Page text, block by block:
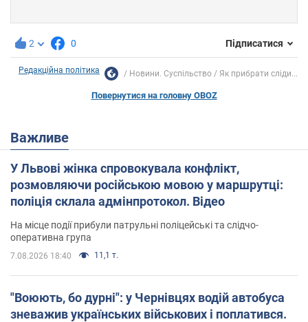
2 0 Підписатися
Редакційна політика Новини. Суспільство Як прибрати сліди...
Повернутися на головну OBOZ
Важливе
У Львові жінка спровокувала конфлікт,
розмовляючи російською мовою у маршрутці:
поліція склала адмінпротокол. Відео
На місце події прибули патрульні поліцейські та слідчо-
оперативна група
7.08.2026 18:40 11,1 т.
"Воюють, бо дурні": у Чернівцях водій автобуса
зневажив українських військових і поплатився.